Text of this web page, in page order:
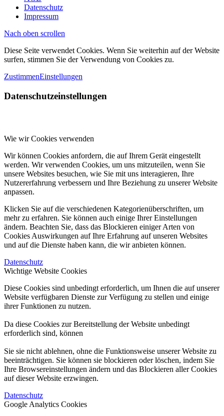
Datenschutz
Impressum
Nach oben scrollen
Diese Seite verwendet Cookies. Wenn Sie weiterhin auf der Website
surfen, stimmen Sie der Verwendung von Cookies zu.
ZustimmenEinstellungen
Datenschutzeinstellungen
Wie wir Cookies verwenden
Wir können Cookies anfordern, die auf Ihrem Gerät eingestellt
werden. Wir verwenden Cookies, um uns mitzuteilen, wenn Sie
unsere Websites besuchen, wie Sie mit uns interagieren, Ihre
Nutzererfahrung verbessern und Ihre Beziehung zu unserer Website
anpassen.
Klicken Sie auf die verschiedenen Kategorienüberschriften, um
mehr zu erfahren. Sie können auch einige Ihrer Einstellungen
ändern. Beachten Sie, dass das Blockieren einiger Arten von
Cookies Auswirkungen auf Ihre Erfahrung auf unseren Websites
und auf die Dienste haben kann, die wir anbieten können.
Datenschutz
Wichtige Website Cookies
Diese Cookies sind unbedingt erforderlich, um Ihnen die auf unserer
Website verfügbaren Dienste zur Verfügung zu stellen und einige
ihrer Funktionen zu nutzen.
Da diese Cookies zur Bereitstellung der Website unbedingt
erforderlich sind, können
Sie sie nicht ablehnen, ohne die Funktionsweise unserer Website zu
beeinträchtigen. Sie können sie blockieren oder löschen, indem Sie
Ihre Browsereinstellungen ändern und das Blockieren aller Cookies
auf dieser Website erzwingen.
Datenschutz
Google Analytics Cookies